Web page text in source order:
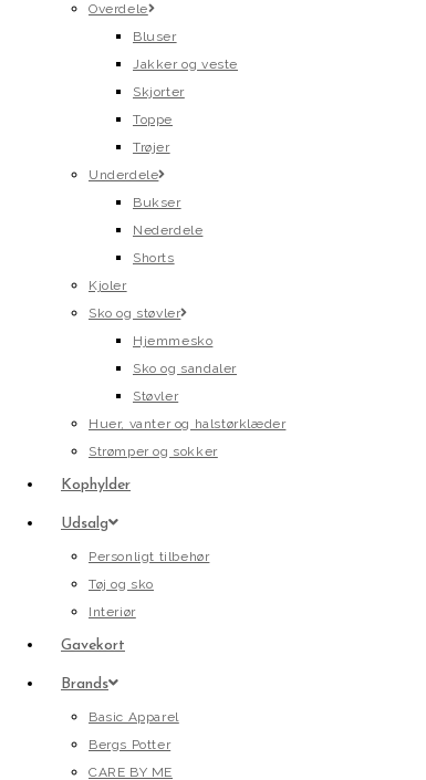
Overdele
Bluser
Jakker og veste
Skjorter
Toppe
Trøjer
Underdele
Bukser
Nederdele
Shorts
Kjoler
Sko og støvler
Hjemmesko
Sko og sandaler
Støvler
Huer, vanter og halstørklæder
Strømper og sokker
Kophylder
Udsalg
Personligt tilbehør
Tøj og sko
Interiør
Gavekort
Brands
Basic Apparel
Bergs Potter
CARE BY ME